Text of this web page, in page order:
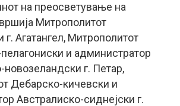
на преосветување на
Митрополитот
Агатангел, Митрополитот
и администратор
новозеландски г. Петар,
Дебарско-кичевски и
Австралиско-сиднејски г.